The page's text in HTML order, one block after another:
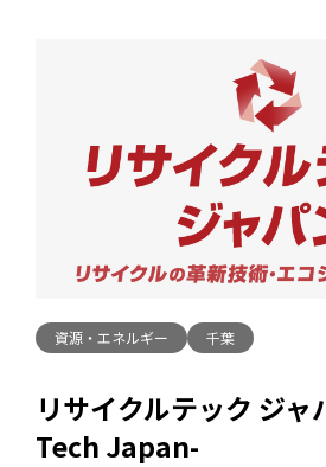
資源・エネルギー 千葉
リサイクルテック ジ
Tech Japan-